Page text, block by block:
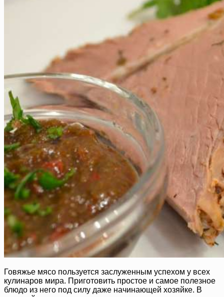
Говяжье мясо пользуется заслуженным успехом у всех
кулинаров мира. Приготовить простое и самое полезное
блюдо из него под силу даже начинающей хозяйке. В